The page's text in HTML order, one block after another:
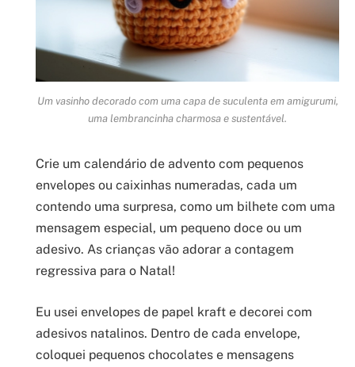
Um vasinho decorado com uma capa de suculenta em amigurumi,
uma lembrancinha charmosa e sustentável.
Crie um calendário de advento com pequenos
envelopes ou caixinhas numeradas, cada um
contendo uma surpresa, como um bilhete com uma
mensagem especial, um pequeno doce ou um
adesivo. As crianças vão adorar a contagem
regressiva para o Natal!
Eu usei envelopes de papel kraft e decorei com
adesivos natalinos. Dentro de cada envelope,
coloquei pequenos chocolates e mensagens